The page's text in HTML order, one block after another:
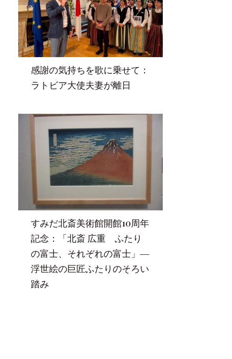
感謝の気持ちを歌に乗せて：
ラトビア大使夫妻が離日
すみだ北斎美術館開館10周年
記念：「北斎 広重 ふたり
の富士、それぞれの富士」―
浮世絵の巨匠ふたりのそろい
踏み